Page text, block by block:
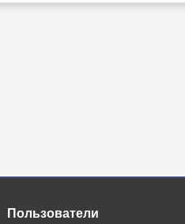
Пользователи